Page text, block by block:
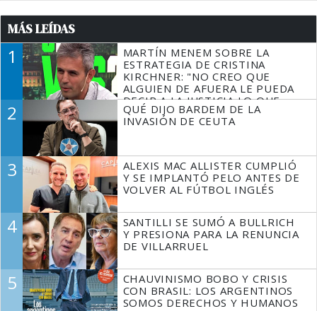
MÁS LEÍDAS
1
MARTÍN MENEM SOBRE LA
ESTRATEGIA DE CRISTINA
KIRCHNER: "NO CREO QUE
ALGUIEN DE AFUERA LE PUEDA
DECIR A LA JUSTICIA LO QUE
TIENE QUE HACER"
2
QUÉ DIJO BARDEM DE LA
INVASIÓN DE CEUTA
3
ALEXIS MAC ALLISTER CUMPLIÓ
Y SE IMPLANTÓ PELO ANTES DE
VOLVER AL FÚTBOL INGLÉS
4
SANTILLI SE SUMÓ A BULLRICH
Y PRESIONA PARA LA RENUNCIA
DE VILLARRUEL
5
CHAUVINISMO BOBO Y CRISIS
CON BRASIL: LOS ARGENTINOS
SOMOS DERECHOS Y HUMANOS